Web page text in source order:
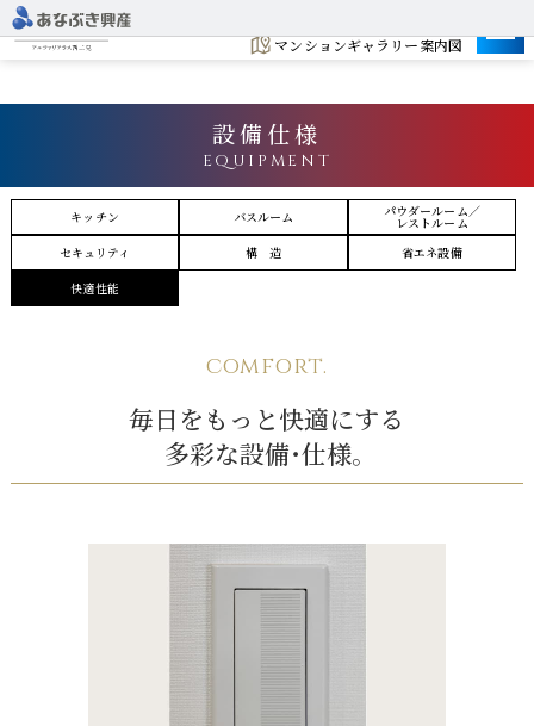
マンションギャラリー案内図
設備仕様
EQUIPMENT
キッチン バスルーム パウダールーム／
レストルーム
セキュリティ
構 造
省エネ設備
快適性能
comfort.
毎日をもっと快適にする
多彩な設備・仕様。